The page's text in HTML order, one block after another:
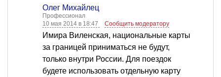
Олег Михайлец
Профессионал
10 мая 2014 в 18:47
Сообщить модератору
Имира Виленская, национальные карты
за границей приниматься не будут,
только внутри России. Для поездок
будете использовать отдельную карту